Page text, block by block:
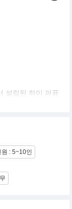
설립된 하이 퍼퓨
독창적이고 럭셔
다.각 향수는 장인
수 있으며, 단독
퓨머리, 면세점 네
다. 향수 제작에 대
끄는 기반입니다.
원 : 5~10인